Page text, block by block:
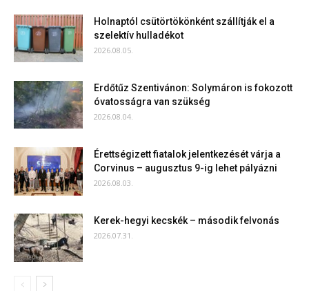
Holnaptól csütörtökönként szállítják el a
szelektív hulladékot
2026.08.05.
Erdőtűz Szentivánon: Solymáron is fokozott
óvatosságra van szükség
2026.08.04.
Érettségizett fiatalok jelentkezését várja a
Corvinus – augusztus 9-ig lehet pályázni
2026.08.03.
Kerek-hegyi kecskék – második felvonás
2026.07.31.